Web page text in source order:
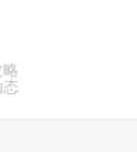
略
态